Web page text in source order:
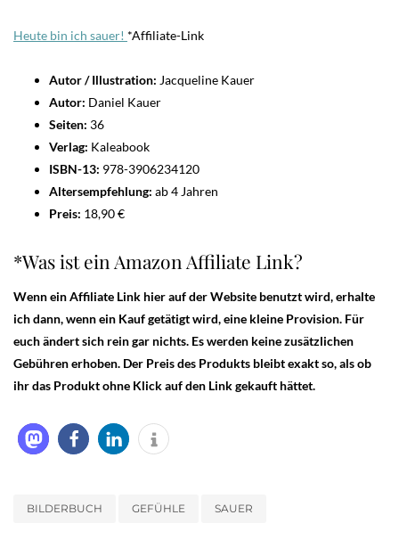
Heute bin ich sauer! *Affiliate-Link
Autor / Illustration: Jacqueline Kauer
Autor: Daniel Kauer
Seiten: 36
Verlag: Kaleabook
ISBN-13: 978-3906234120
Altersempfehlung: ab 4 Jahren
Preis: 18,90 €
*Was ist ein Amazon Affiliate Link?
Wenn ein Affiliate Link hier auf der Website benutzt wird, erhalte
ich dann, wenn ein Kauf getätigt wird, eine kleine Provision. Für
euch ändert sich rein gar nichts. Es werden keine zusätzlichen
Gebühren erhoben. Der Preis des Produkts bleibt exakt so, als ob
ihr das Produkt ohne Klick auf den Link gekauft hättet.
BILDERBUCH GEFÜHLE SAUER